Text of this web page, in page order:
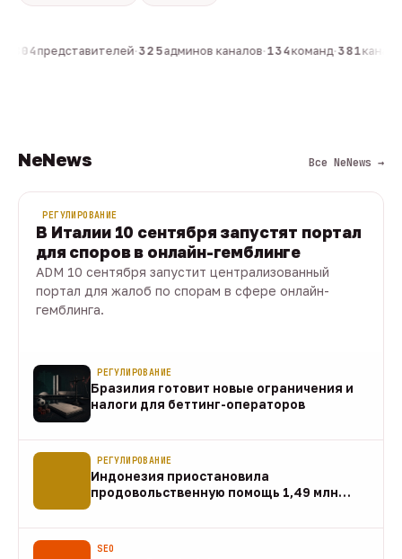
804представителей·325админов каналов·134команд·381
NeNews Все NeNews →
РЕГУЛИРОВАНИЕ
В Италии 10 сентября запустят портал
для споров в онлайн-гемблинге
ADM 10 сентября запустит централизованный
портал для жалоб по спорам в сфере онлайн-
гемблинга.
РЕГУЛИРОВАНИЕ
Бразилия готовит новые ограничения и
налоги для беттинг-операторов
РЕГУЛИРОВАНИЕ
Индонезия приостановила
продовольственную помощь 1,49 млн
SEO